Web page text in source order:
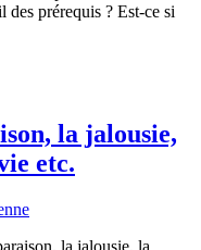
des prérequis ? Est-ce si
la jalousie,
etc.
la jalousie, la